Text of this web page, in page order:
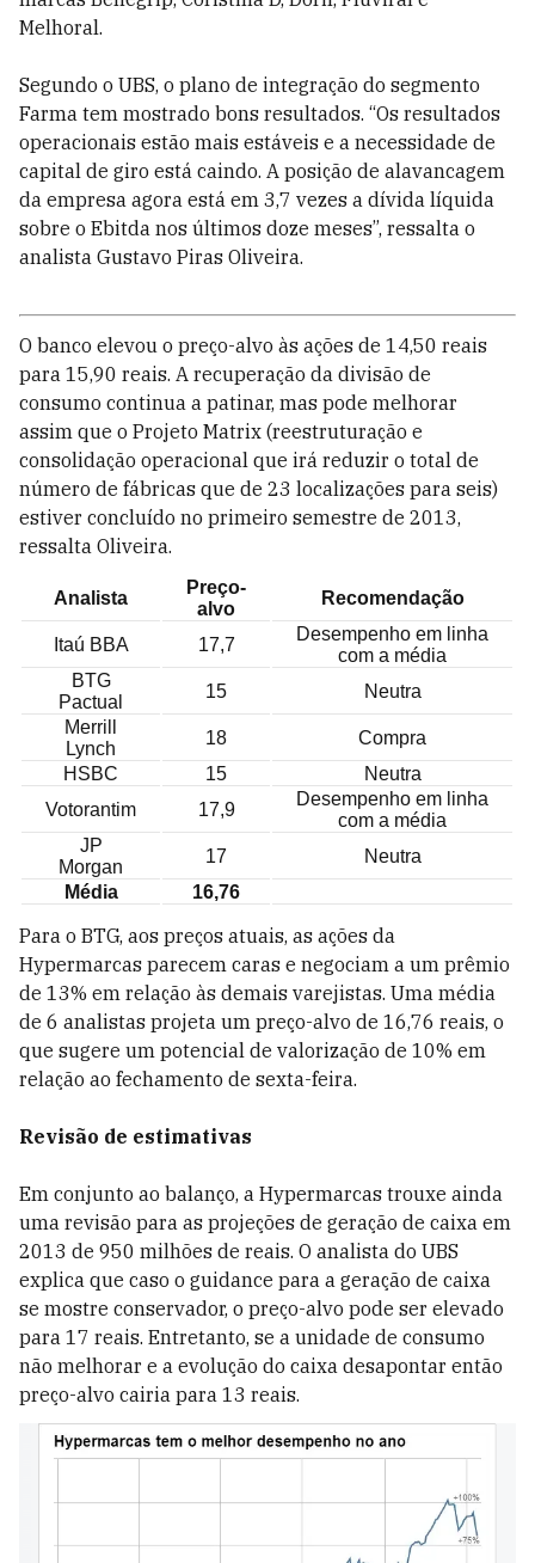
Melhoral.
Segundo o UBS, o plano de integração do segmento
Farma tem mostrado bons resultados. “Os resultados
operacionais estão mais estáveis e a necessidade de
capital de giro está caindo. A posição de alavancagem
da empresa agora está em 3,7 vezes a dívida líquida
sobre o Ebitda nos últimos doze meses”, ressalta o
analista Gustavo Piras Oliveira.
O banco elevou o preço-alvo às ações de 14,50 reais
para 15,90 reais. A recuperação da divisão de
consumo continua a patinar, mas pode melhorar
assim que o Projeto Matrix (reestruturação e
consolidação operacional que irá reduzir o total de
número de fábricas que de 23 localizações para seis)
estiver concluído no primeiro semestre de 2013,
ressalta Oliveira.
Analista
Preço-
alvo
Recomendação
Itaú BBA 17,7
Desempenho em linha
com a média
BTG
Pactual
15
Neutra
Merrill
Lynch
18
Compra
HSBC
15
Neutra
Votorantim
17,9
Desempenho em linha
com a média
JP
Morgan
17
Neutra
Média
16,76
Para o BTG, aos preços atuais, as ações da
Hypermarcas parecem caras e negociam a um prêmio
de 13% em relação às demais varejistas. Uma média
de 6 analistas projeta um preço-alvo de 16,76 reais, o
que sugere um potencial de valorização de 10% em
relação ao fechamento de sexta-feira.
Revisão de estimativas
Em conjunto ao balanço, a Hypermarcas trouxe ainda
uma revisão para as projeções de geração de caixa em
2013 de 950 milhões de reais. O analista do UBS
explica que caso o guidance para a geração de caixa
se mostre conservador, o preço-alvo pode ser elevado
para 17 reais. Entretanto, se a unidade de consumo
não melhorar e a evolução do caixa desapontar então
preço-alvo cairia para 13 reais.